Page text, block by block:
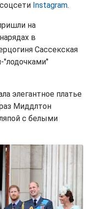
Instagram.
на
в
Сассекская
"лодочками"
элегантное платье
Миддлтон
с белыми